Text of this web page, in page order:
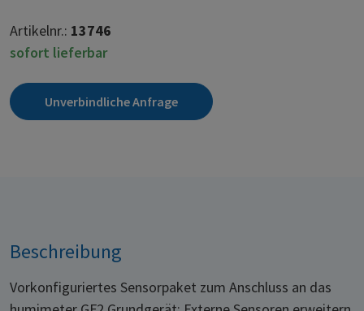
Artikelnr.: 13746
sofort lieferbar
Unverbindliche Anfrage
Beschreibung
Vorkonfiguriertes Sensorpaket zum Anschluss an das